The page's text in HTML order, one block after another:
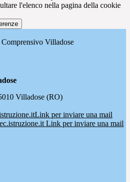
l'elenco nella pagina della cookie
Villadose
Villadose (RO)
Link per inviare una mail
Link per inviare una mail